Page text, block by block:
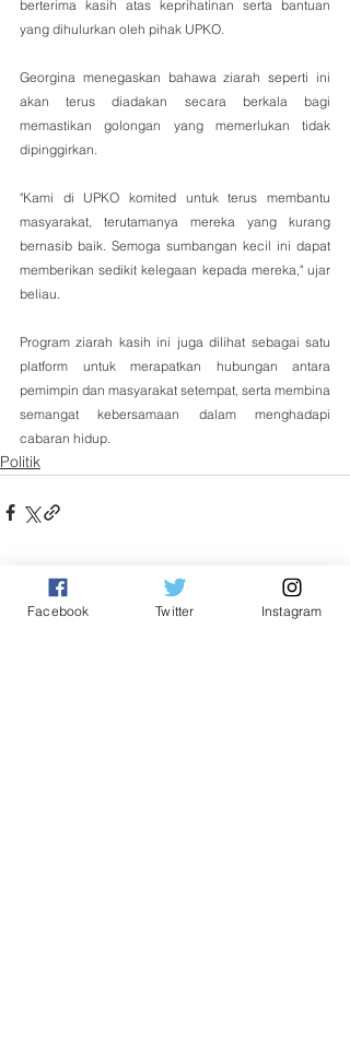
berterima kasih atas keprihatinan serta bantuan
yang dihulurkan oleh pihak UPKO.
Georgina menegaskan bahawa ziarah seperti ini
akan terus diadakan secara berkala bagi
memastikan golongan yang memerlukan tidak
dipinggirkan.
"Kami di UPKO komited untuk terus membantu
masyarakat, terutamanya mereka yang kurang
bernasib baik. Semoga sumbangan kecil ini dapat
memberikan sedikit kelegaan kepada mereka," ujar
beliau.
Program ziarah kasih ini juga dilihat sebagai satu
platform untuk merapatkan hubungan antara
pemimpin dan masyarakat setempat, serta membina
semangat kebersamaan dalam menghadapi
cabaran hidup.
Politik
Related Posts
Facebook Twitter Instagram